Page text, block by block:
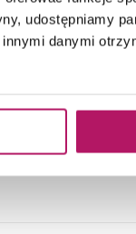
udostępniamy
danymi